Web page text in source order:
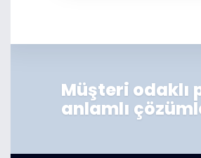
Müşteri odaklı
anlamlı